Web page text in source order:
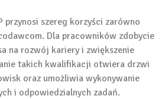
przynosi szereg korzyści zarówno
Dla pracowników zdobycie
na rozwój kariery i zwiększenie
takich kwalifikacji otwiera drzwi
oraz umożliwia wykonywanie
i odpowiedzialnych zadań.